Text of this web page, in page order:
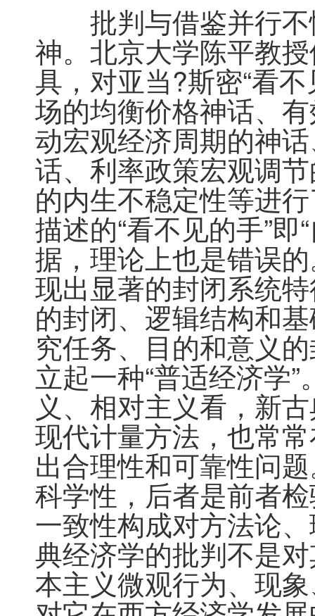
批判与借鉴并行不
神。北京大学陈平教
具，对亚当?斯密“看
场的均衡价格神话、
动宏观经济周期的神
话、利率政策宏观调
的内生不稳定性等进
描述的“看不见的手”
据，理论上也是错误
现出显著的封闭系统
的封闭、逻辑结构和
究任务、目的和意义
立起一种“普适经济学
义、相对主义看，新
现代计量方法，也常
出合理性和可靠性问
科学性，后者是前者
一致性构成对方法论
典经济学的批判不是
本主义微观行为、现